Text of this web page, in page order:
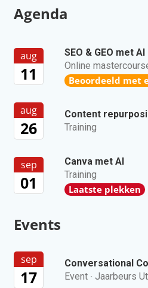
Agenda
aug
11
SEO & GEO met AI
Online
Beoordeeld met
aug
26
Content
Training
sep
01
Canva met AI
Training
Laatste plekken
Events
sep
17
Conversational
Event · Jaarbeurs